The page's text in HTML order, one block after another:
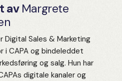
avMargrete
Digital Sales & Marketing
i CAPA og bindeleddet
og salg. Hun har
digitale kanaler og